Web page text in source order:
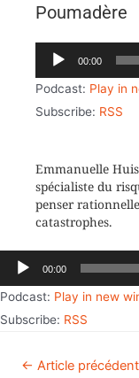
Poumadère
Lecteur
audio
00:00
Podcast: Play in
Subscribe: RSS
Emmanuelle
spécialiste du
penser
catastrophes.
Lecteur
00:00
Podcast: Play in new
Subscribe: RSS
← Article précédent